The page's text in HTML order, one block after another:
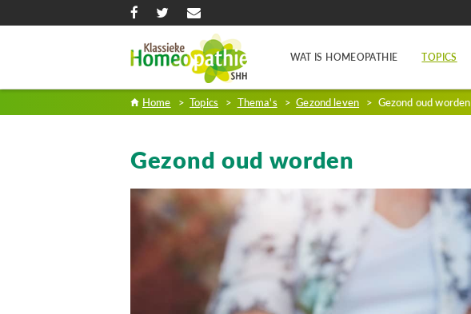
WAT IS HOMEOPATHIE TOPICS
Home > Topics > Thema's > Gezond leven > Gezond oud worden
Gezond oud worden